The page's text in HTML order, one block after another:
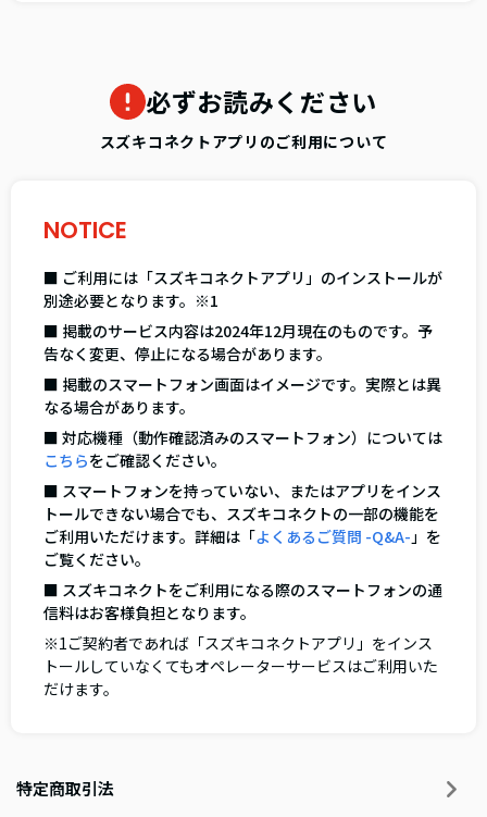
必ずお読みください
スズキコネクトアプリのご利用について
NOTICE
■ ご利用には「スズキコネクトアプリ」のインストールが
別途必要となります。※1
■ 掲載のサービス内容は2024年12月現在のものです。予
告なく変更、停止になる場合があります。
■ 掲載のスマートフォン画面はイメージです。実際とは異
なる場合があります。
■ 対応機種（動作確認済みのスマートフォン）については
こちらをご確認ください。
■ スマートフォンを持っていない、またはアプリをインス
トールできない場合でも、スズキコネクトの一部の機能を
ご利用いただけます。詳細は「よくあるご質問 -Q&A-」を
ご覧ください。
■ スズキコネクトをご利用になる際のスマートフォンの通
信料はお客様負担となります。
※1ご契約者であれば「スズキコネクトアプリ」をインス
トールしていなくてもオペレーターサービスはご利用いた
だけます。
特定商取引法